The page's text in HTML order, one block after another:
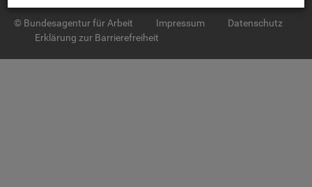
© Bundesagentur für Arbeit Impressum
Datenschutz
Erklärung zur Barrierefreiheit